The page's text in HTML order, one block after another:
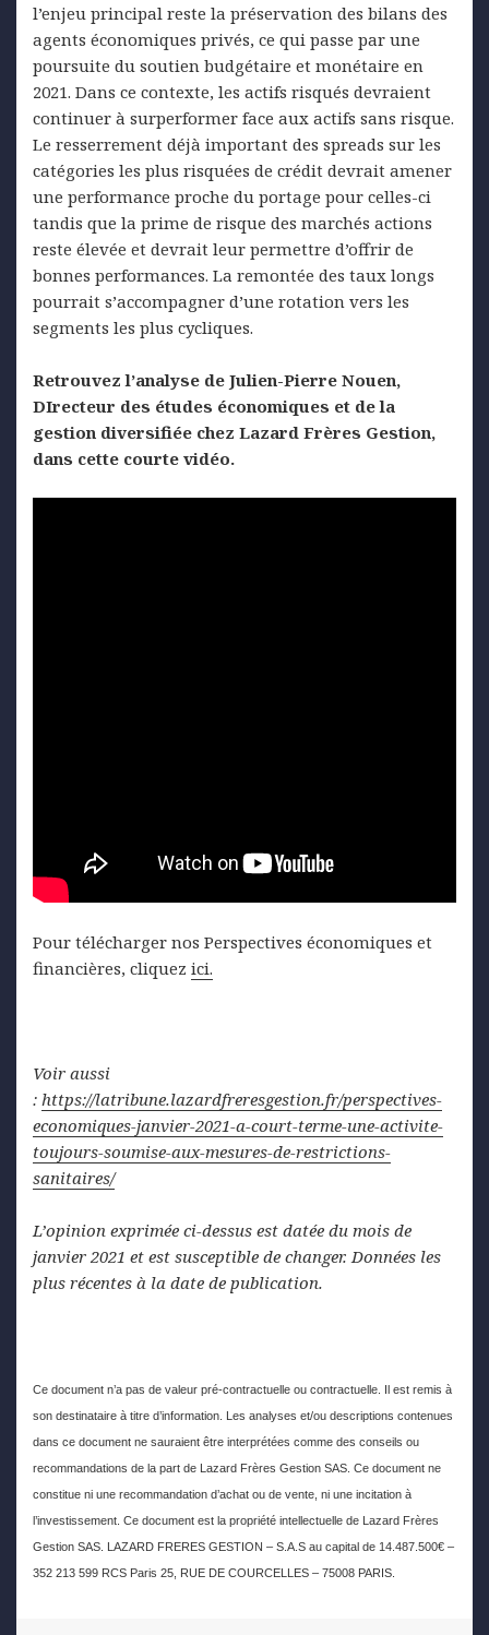
l’enjeu principal reste la préservation des bilans des
agents économiques privés, ce qui passe par une
poursuite du soutien budgétaire et monétaire en
2021. Dans ce contexte, les actifs risqués devraient
continuer à surperformer face aux actifs sans risque.
Le resserrement déjà important des spreads sur les
catégories les plus risquées de crédit devrait amener
une performance proche du portage pour celles-ci
tandis que la prime de risque des marchés actions
reste élevée et devrait leur permettre d’offrir de
bonnes performances. La remontée des taux longs
pourrait s’accompagner d’une rotation vers les
segments les plus cycliques.
Retrouvez l’analyse de Julien-Pierre Nouen,
DIrecteur des études économiques et de la
gestion diversifiée chez Lazard Frères Gestion,
dans cette courte vidéo.
Pour télécharger nos Perspectives économiques et
financières, cliquez ici.
Voir aussi
: https://latribune.lazardfreresgestion.fr/perspectives-
economiques-janvier-2021-a-court-terme-une-activite-
toujours-soumise-aux-mesures-de-restrictions-
sanitaires/
L’opinion exprimée ci-dessus est datée du mois de
janvier 2021 et est susceptible de changer. Données les
plus récentes à la date de publication.
Ce document n’a pas de valeur pré-contractuelle ou contractuelle. Il est remis à
son destinataire à titre d’information. Les analyses et/ou descriptions contenues
dans ce document ne sauraient être interprétées comme des conseils ou
recommandations de la part de Lazard Frères Gestion SAS. Ce document ne
constitue ni une recommandation d’achat ou de vente, ni une incitation à
l’investissement. Ce document est la propriété intellectuelle de Lazard Frères
Gestion SAS. LAZARD FRERES GESTION – S.A.S au capital de 14.487.500€ –
352 213 599 RCS Paris 25, RUE DE COURCELLES – 75008 PARIS.